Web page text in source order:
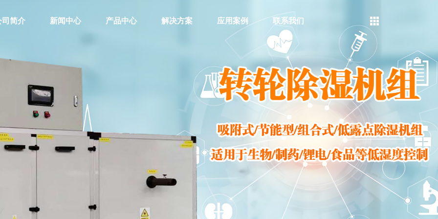
司简介 新闻中心 产品中心 解决方案 应用案例 联系我们